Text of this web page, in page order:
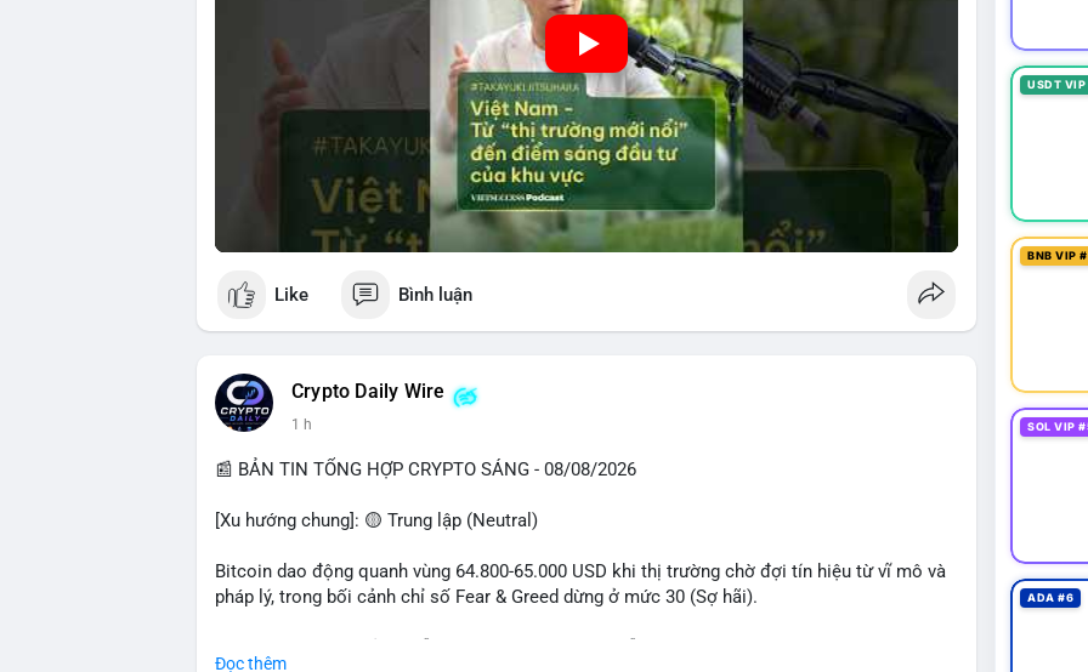
Like Bình luận
Crypto Daily Wire
1 h
📰 BẢN TIN TỔNG HỢP CRYPTO SÁNG - 08/08/2026
[Xu hướng chung]: 🟡 Trung lập (Neutral)
Bitcoin dao động quanh vùng 64.800-65.000 USD khi thị trường chờ đợi tín hiệu từ vĩ mô và
pháp lý, trong bối cảnh chỉ số Fear & Greed dừng ở mức 30 (Sợ hãi).
Đọc thêm
USDT
BNB VIP
SOL VIP
ADA #6